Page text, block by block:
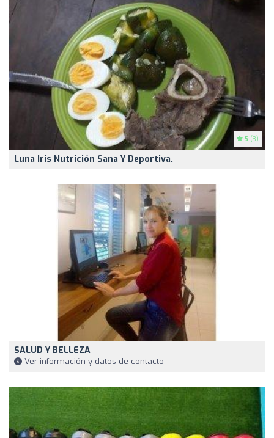
5 (3)
Luna Iris Nutrición Sana Y Deportiva.
SALUD Y BELLEZA
Ver información y datos de contacto